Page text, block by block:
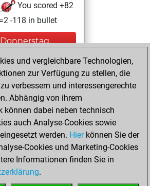
You scored +82
=2 -118 in bullet
Donnerstag,
You played 198
blitz games
Play
You scored
=13 -76 in blitz
Samstag,
2, 2023
You created
und vergleichbare Technologien,
zur Verfügung zu stellen, die
verbessern und interessengerechte
Abhängig von ihrem
können dabei neben technisch
auch Analyse-Cookies sowie
werden. Hierkönnen Sie der
Cookies und Marketing-Cookies
Informationen finden Sie in
.